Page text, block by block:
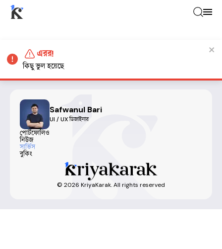
Safwanul Bari
UI / UX ডিজাইনার
পোর্টফোলিও
নিউজ
সার্ভিস
বুকিং
© 2026 KriyaKarak. All rights reserved
এরর!
কিছু ভুল হয়েছে